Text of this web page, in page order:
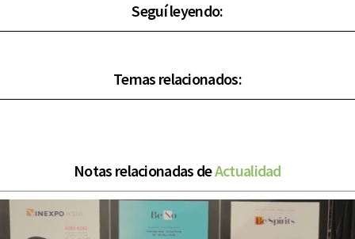
Seguí leyendo:
Temas relacionados:
Notas relacionadas deActualidad